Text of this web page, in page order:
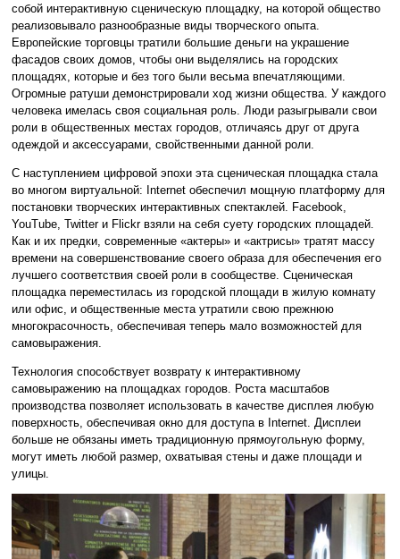
собой интерактивную сценическую площадку, на которой общество
реализовывало разнообразные виды творческого опыта.
Европейские торговцы тратили большие деньги на украшение
фасадов своих домов, чтобы они выделялись на городских
площадях, которые и без того были весьма впечатляющими.
Огромные ратуши демонстрировали ход жизни общества. У каждого
человека имелась своя социальная роль. Люди разыгрывали свои
роли в общественных местах городов, отличаясь друг от друга
одеждой и аксессуарами, свойственными данной роли.
С наступлением цифровой эпохи эта сценическая площадка стала
во многом виртуальной: Internet обеспечил мощную платформу для
постановки творческих интерактивных спектаклей. Facebook,
YouTube, Twitter и Flickr взяли на себя суету городских площадей.
Как и их предки, современные «актеры» и «актрисы» тратят массу
времени на совершенствование своего образа для обеспечения его
лучшего соответствия своей роли в сообществе. Сценическая
площадка переместилась из городской площади в жилую комнату
или офис, и общественные места утратили свою прежнюю
многокрасочность, обеспечивая теперь мало возможностей для
самовыражения.
Технология способствует возврату к интерактивному
самовыражению на площадках городов. Роста масштабов
производства позволяет использовать в качестве дисплея любую
поверхность, обеспечивая окно для доступа в Internet. Дисплеи
больше не обязаны иметь традиционную прямоугольную форму,
могут иметь любой размер, охватывая стены и даже площади и
улицы.